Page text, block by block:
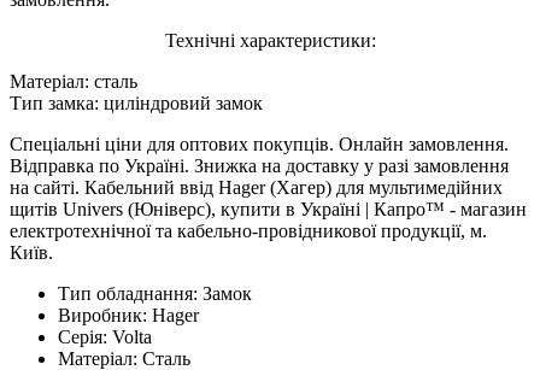
Технічні характеристики:
Матеріал: сталь
Тип замка: циліндровий замок
Спеціальні ціни для оптових покупців. Онлайн замовлення.
Відправка по Україні. Знижка на доставку у разі замовлення
на сайті. Кабельний ввід Hager (Хагер) для мультимедійних
щитів Univers (Юніверс), купити в Україні | Капро™ - магазин
електротехнічної та кабельно-провідникової продукції, м.
Київ.
Тип обладнання: Замок
Виробник: Hager
Серія: Volta
Матеріал: Сталь